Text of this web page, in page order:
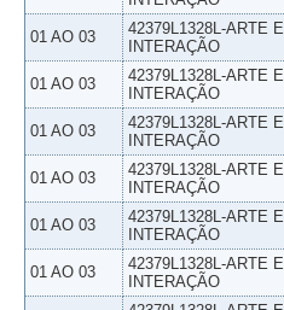
01 AO 03
42379L1328L-ARTE
INTERAÇÃO
01 AO 03
42379L1328L-ARTE
INTERAÇÃO
01 AO 03
42379L1328L-ARTE
INTERAÇÃO
01 AO 03
42379L1328L-ARTE
INTERAÇÃO
01 AO 03
42379L1328L-ARTE
INTERAÇÃO
01 AO 03
42379L1328L-ARTE
INTERAÇÃO